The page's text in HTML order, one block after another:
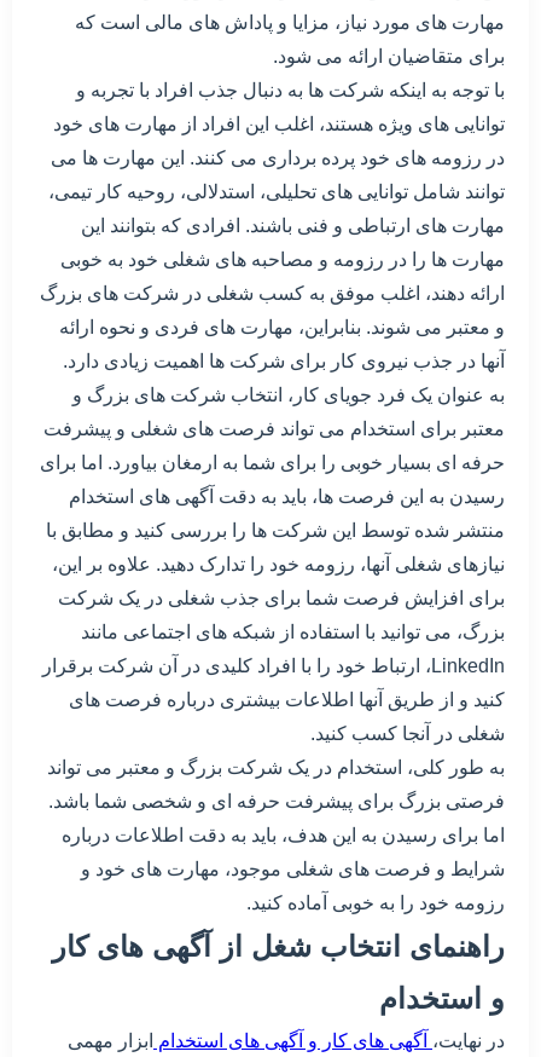
مهارت های مورد نیاز، مزایا و پاداش های مالی است که
برای متقاضیان ارائه می شود.
با توجه به اینکه شرکت ها به دنبال جذب افراد با تجربه و
توانایی های ویژه هستند، اغلب این افراد از مهارت های خود
در رزومه های خود پرده برداری می کنند. این مهارت ها می
توانند شامل توانایی های تحلیلی، استدلالی، روحیه کار تیمی،
مهارت های ارتباطی و فنی باشند. افرادی که بتوانند این
مهارت ها را در رزومه و مصاحبه های شغلی خود به خوبی
ارائه دهند، اغلب موفق به کسب شغلی در شرکت های بزرگ
و معتبر می شوند. بنابراین، مهارت های فردی و نحوه ارائه
آنها در جذب نیروی کار برای شرکت ها اهمیت زیادی دارد.
به عنوان یک فرد جویای کار، انتخاب شرکت های بزرگ و
معتبر برای استخدام می تواند فرصت های شغلی و پیشرفت
حرفه ای بسیار خوبی را برای شما به ارمغان بیاورد. اما برای
رسیدن به این فرصت ها، باید به دقت آگهی های استخدام
منتشر شده توسط این شرکت ها را بررسی کنید و مطابق با
نیازهای شغلی آنها، رزومه خود را تدارک دهید. علاوه بر این،
برای افزایش فرصت شما برای جذب شغلی در یک شرکت
بزرگ، می توانید با استفاده از شبکه های اجتماعی مانند
LinkedIn، ارتباط خود را با افراد کلیدی در آن شرکت برقرار
کنید و از طریق آنها اطلاعات بیشتری درباره فرصت های
شغلی در آنجا کسب کنید.
به طور کلی، استخدام در یک شرکت بزرگ و معتبر می تواند
فرصتی بزرگ برای پیشرفت حرفه ای و شخصی شما باشد.
اما برای رسیدن به این هدف، باید به دقت اطلاعات درباره
شرایط و فرصت های شغلی موجود، مهارت های خود و
رزومه خود را به خوبی آماده کنید.
راهنمای انتخاب شغل از آگهی های کار
و استخدام
در نهایت، آگهی های کار و آگهی های استخدام ابزار مهمی